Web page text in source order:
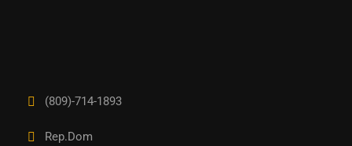
(809)-714-1893
Rep.Dom